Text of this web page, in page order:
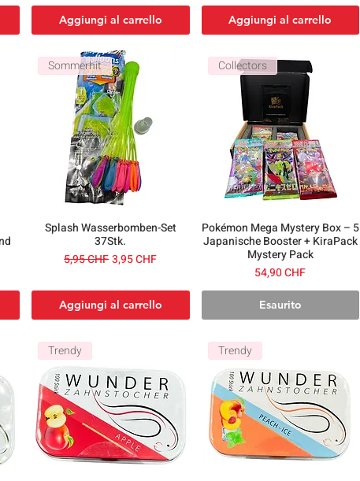
Aggiungi al carrello Aggiungi al carrello
Sommerhit
Splash Wasserbomben-Set
37Stk.
Prezzo regolare
5,95 CHFPrezzo scontato
3,95 CHF
Aggiungi al carrello
Collectors
Pokémon Mega Mystery Box – 5
Japanische Booster + KiraPack
Mystery Pack
Prezzo
54,90 CHF
Esaurito
Trendy Trendy